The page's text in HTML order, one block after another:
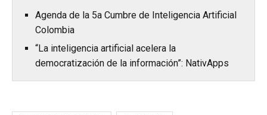
Agenda de la 5a Cumbre de Inteligencia Artificial
Colombia
“La inteligencia artificial acelera la
democratización de la información”: NativApps